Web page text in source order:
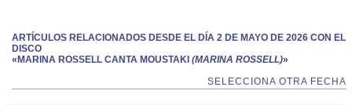
ARTÍCULOS RELACIONADOS DESDE EL DÍA 2 DE MAYO DE 2026 CON EL
DISCO
«MARINA ROSSELL CANTA MOUSTAKI (MARINA ROSSELL)»
SELECCIONA OTRA FECHA